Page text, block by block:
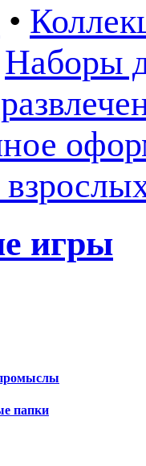
•
Наборы
игры
папки